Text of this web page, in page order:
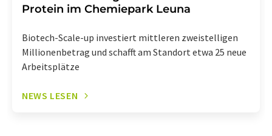
Protein im Chemiepark Leuna
Biotech-Scale-up investiert mittleren zweistelligen
Millionenbetrag und schafft am Standort etwa 25 neue
Arbeitsplätze
NEWS LESEN